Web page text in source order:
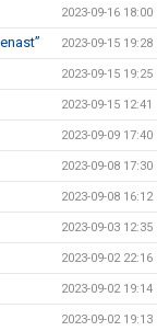
2023-09-16 18:00
2023-09-15 19:28
2023-09-15 19:25
2023-09-15 12:41
2023-09-09 17:40
2023-09-08 17:30
2023-09-08 16:12
2023-09-03 12:35
2023-09-02 22:16
2023-09-02 19:14
2023-09-02 19:13